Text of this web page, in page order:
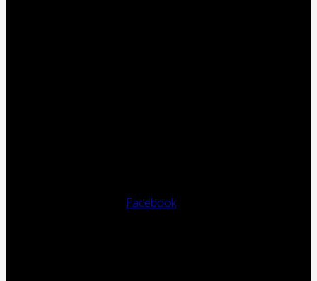
Facebook